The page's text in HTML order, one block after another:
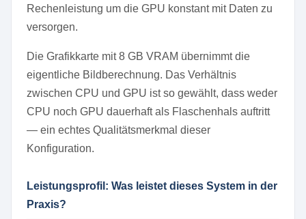
Rechenleistung um die GPU konstant mit Daten zu
versorgen.
Die Grafikkarte mit 8 GB VRAM übernimmt die
eigentliche Bildberechnung. Das Verhältnis
zwischen CPU und GPU ist so gewählt, dass weder
CPU noch GPU dauerhaft als Flaschenhals auftritt
— ein echtes Qualitätsmerkmal dieser
Konfiguration.
Leistungsprofil: Was leistet dieses System in der
Praxis?